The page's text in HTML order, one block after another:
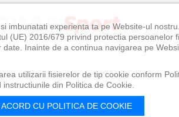
imbunatati experienta ta pe Website-ul
(UE) 2016/679 privind protectia persoanelor
Inainte de a continua navigarea pe
utilizarii fisierelor de tip cookie conform
din Politica de Cookie.
CU POLITICA DE COOKIE